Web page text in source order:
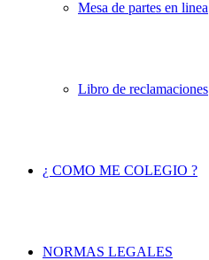
Mesa de partes en linea
Libro de reclamaciones
¿ COMO ME COLEGIO ?
NORMAS LEGALES